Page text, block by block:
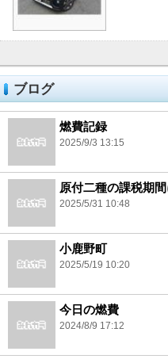
ブログ
燃費記録
2025/9/3 13:15
原付二種の課税期
2025/5/31 10:48
小鹿野町
2025/5/19 10:20
今日の燃費
2024/8/9 17:12